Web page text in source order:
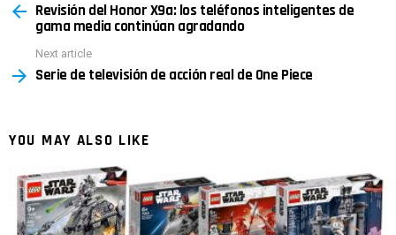
more Revisión del Honor X9a: los teléfonos inteligentes de
gama media continúan agradando
Next article
Serie de televisión de acción real de One Piece
YOU MAY ALSO LIKE